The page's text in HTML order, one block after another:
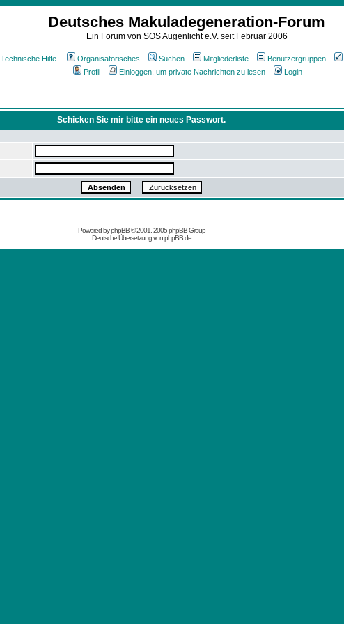
Deutsches Makuladegeneration-Forum
Ein Forum von SOS Augenlicht e.V. seit Februar 2006
Technische Hilfe Organisatorisches Suchen Mitgliederliste Benutzergruppen
Profil
Einloggen, um private Nachrichten zu lesen Login
Schicken Sie mir bitte ein neues Passwort.
Powered byphpBB© 2001, 2005 phpBB Group
Deutsche Übersetzung vonphpBB.de